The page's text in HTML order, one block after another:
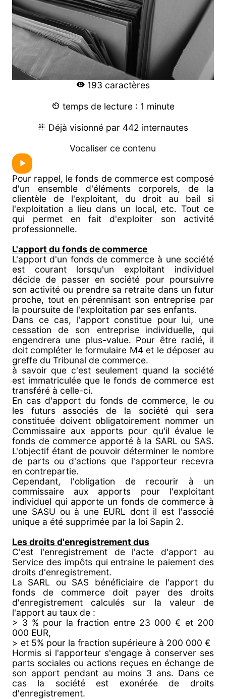
193 caractères
temps de lecture : 1 minute
Déjà visionné par 442 internautes
Vocaliser ce contenu
Pour rappel, le fonds de commerce est composé
d'un ensemble d'éléments corporels, de la
clientèle de l'exploitant, du droit au bail si
l'exploitation a lieu dans un local, etc. Tout ce
qui permet en fait d'exploiter son activité
professionnelle.
L'apport du fonds de commerce
L'apport d'un fonds de commerce à une société
est courant lorsqu'un exploitant individuel
décide de passer en société pour poursuivre
son activité ou prendre sa retraite dans un futur
proche, tout en pérennisant son entreprise par
la poursuite de l'exploitation par ses enfants.
Dans ce cas, l'apport constitue pour lui, une
cessation de son entreprise individuelle, qui
engendrera une plus-value. Pour être radié, il
doit compléter le formulaire M4 et le déposer au
greffe du Tribunal de commerce.
à savoir que c'est seulement quand la société
est immatriculée que le fonds de commerce est
transféré à celle-ci.
En cas d'apport du fonds de commerce, le ou
les futurs associés de la société qui sera
constituée doivent obligatoirement nommer un
Commissaire aux apports pour qu'il évalue le
fonds de commerce apporté à la SARL ou SAS.
L'objectif étant de pouvoir déterminer le nombre
de parts ou d'actions que l'apporteur recevra
en contrepartie.
Cependant, l'obligation de recourir à un
commissaire aux apports pour l'exploitant
individuel qui apporte un fonds de commerce à
une SASU ou à une EURL dont il est l'associé
unique a été supprimée par la loi Sapin 2.
Les droits d'enregistrement dus
C'est l'enregistrement de l'acte d'apport au
Service des impôts qui entraine le paiement des
droits d'enregistrement.
La SARL ou SAS bénéficiaire de l'apport du
fonds de commerce doit payer des droits
d'enregistrement calculés sur la valeur de
l'apport au taux de :
> 3 % pour la fraction entre 23 000 € et 200
000 EUR,
> et 5% pour la fraction supérieure à 200 000 €
Hormis si l'apporteur s'engage à conserver ses
parts sociales ou actions reçues en échange de
son apport pendant au moins 3 ans. Dans ce
cas la société est exonérée de droits
d'enregistrement.